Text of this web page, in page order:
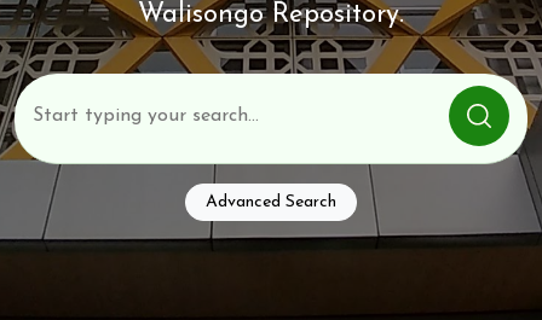
Walisongo Repository.
Advanced Search